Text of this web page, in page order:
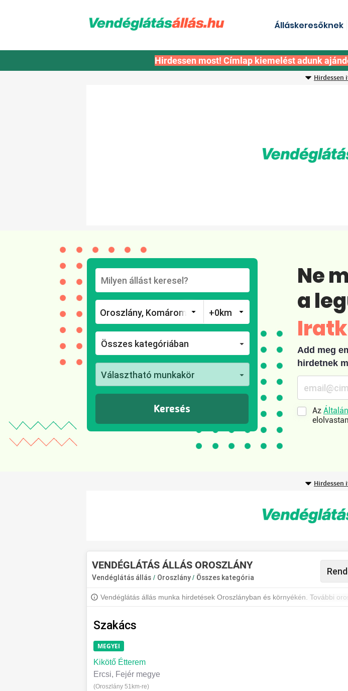
Álláskeresőknek
Hirdessen most! Címlap kiemelést adunk
Hirdessen
Összes kategóriában
Választható munkakör
Keresés
Ne
a
Add meg
hirdetnek
Az
Hirdessen
VENDÉGLÁTÁS ÁLLÁS OROSZLÁNY
Vendéglátás állás / Oroszlány/ Összes kategória
Vendéglátás állás munka hirdetések Oroszlányban és környékén. További
Szakács
MEGYEI
Kikötő Étterem
Ercsi, Fejér megye
(Oroszlány 51km-re)